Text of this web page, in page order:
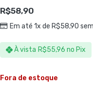
R$58,90
Em até 1x de R$58,90
À vista R$55,96 no Pix
Fora de estoque